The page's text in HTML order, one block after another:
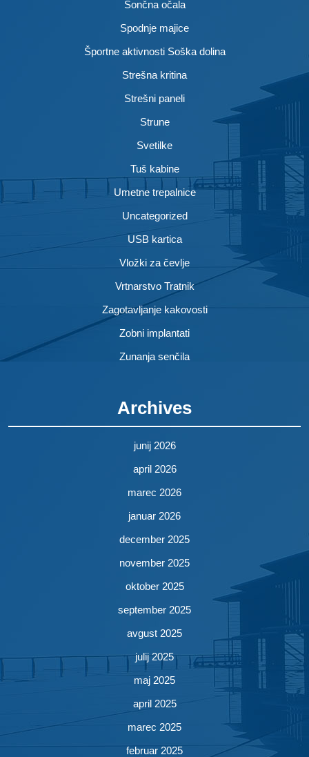
Sončna očala
Spodnje majice
Športne aktivnosti Soška dolina
Strešna kritina
Strešni paneli
Strune
Svetilke
Tuš kabine
Umetne trepalnice
Uncategorized
USB kartica
Vložki za čevlje
Vrtnarstvo Tratnik
Zagotavljanje kakovosti
Zobni implantati
Zunanja senčila
Archives
junij 2026
april 2026
marec 2026
januar 2026
december 2025
november 2025
oktober 2025
september 2025
avgust 2025
julij 2025
maj 2025
april 2025
marec 2025
februar 2025